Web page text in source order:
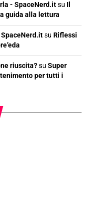
- SpaceNerd.itsu Il
guida alla lettura
su Riflessi
riuscita?su Super
per tutti i